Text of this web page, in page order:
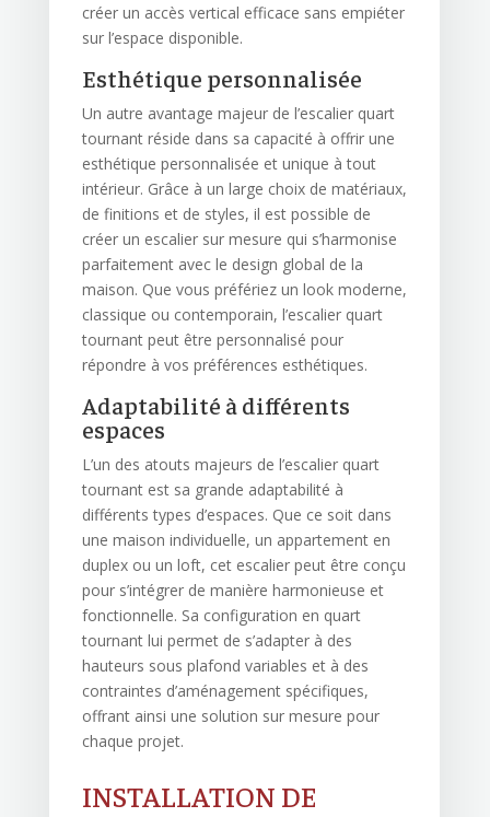
créer un accès vertical efficace sans empiéter
sur l’espace disponible.
Esthétique personnalisée
Un autre avantage majeur de l’escalier quart
tournant réside dans sa capacité à offrir une
esthétique personnalisée et unique à tout
intérieur. Grâce à un large choix de matériaux,
de finitions et de styles, il est possible de
créer un escalier sur mesure qui s’harmonise
parfaitement avec le design global de la
maison. Que vous préfériez un look moderne,
classique ou contemporain, l’escalier quart
tournant peut être personnalisé pour
répondre à vos préférences esthétiques.
Adaptabilité à différents
espaces
L’un des atouts majeurs de l’escalier quart
tournant est sa grande adaptabilité à
différents types d’espaces. Que ce soit dans
une maison individuelle, un appartement en
duplex ou un loft, cet escalier peut être conçu
pour s’intégrer de manière harmonieuse et
fonctionnelle. Sa configuration en quart
tournant lui permet de s’adapter à des
hauteurs sous plafond variables et à des
contraintes d’aménagement spécifiques,
offrant ainsi une solution sur mesure pour
chaque projet.
INSTALLATION DE